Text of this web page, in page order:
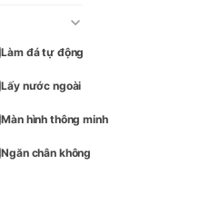
Làm đá tự động
Lấy nước ngoài
Màn hình thông minh
Ngăn chân không